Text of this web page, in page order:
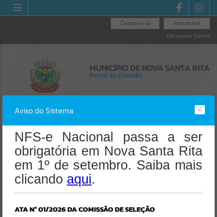
Atende.Net
Cadastre-se
Recuperar Senha
MUNICÍPIO DE NOVA SANTA RITA
Portal do Cidadão
Resultados para""
Portais
Por favor, aguarde...
Aviso do Sistema
NFS-e Nacional passa a ser
obrigatória em Nova Santa Rita
em 1º de setembro. Saiba mais
clicando aqui.
ATA Nº 01/2026 DA COMISSÃO DE SELEÇÃO
Erro
Gerenciamento do Sistema
Uncaught SyntaxError: Unexpected token '('